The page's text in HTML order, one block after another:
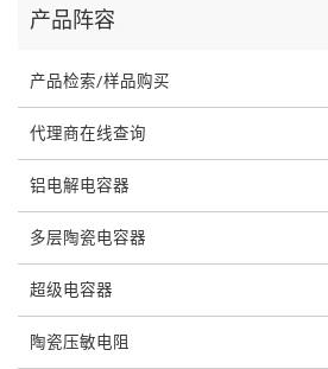
产品阵容
产品检索/样品购买
代理商在线查询
铝电解电容器
多层陶瓷电容器
超级电容器
陶瓷压敏电阻